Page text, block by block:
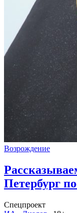
Возрождение
Петербург
Спецпроект